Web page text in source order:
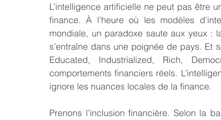
L’intelligence artificielle ne peut pas être
finance. À l’heure où les modèles
mondiale, un paradoxe saute aux yeux :
s’entraîne dans une poignée de pays. Et
Educated, Industrialized, Rich,
comportements financiers réels.
ignore les nuances locales de la finance.
Prenons l’inclusion financière. Selon la